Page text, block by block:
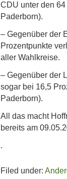
CDU unter den
Paderborn).
– Gegenüber der
Prozentpunkte
aller Wahlkreise.
– Gegenüber der
sogar bei 16,5
Paderborn).
All das macht
bereits am
.
Filed under: